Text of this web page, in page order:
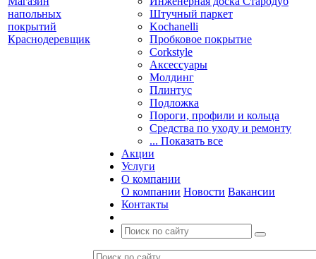
Штучный паркет
Kochanelli
Пробковое покрытие
Corkstyle
Аксессуары
Молдинг
Плинтус
Подложка
Пороги, профили и кольца
Средства по уходу и ремонту
... Показать все
Акции
Услуги
О компании
О компании Новости Вакансии
Контакты